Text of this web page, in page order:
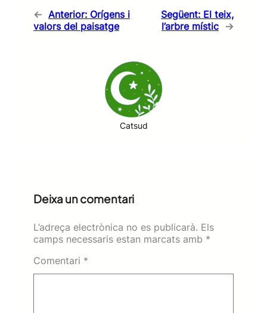
← Anterior: Orígens i
valors del paisatge
Següent: El teix,
l’arbre místic →
Catsud
Deixa un comentari
L’adreça electrònica no es publicarà. Els
camps necessaris estan marcats amb *
Comentari *